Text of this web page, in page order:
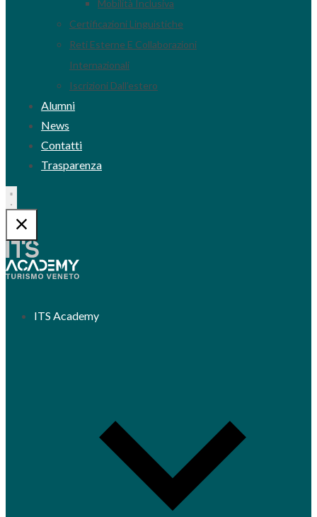
Mobilità Inclusiva
Certificazioni Linguistiche
Reti Esterne E Collaborazioni
Internazionali
Iscrizioni Dall’estero
Alumni
News
Contatti
Trasparenza
ITS Academy